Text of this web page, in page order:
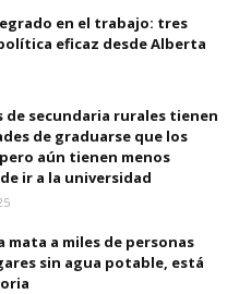
en el trabajo: tres
eficaz desde Alberta
de secundaria rurales tienen
de graduarse que los
aún tienen menos
ir a la universidad
mata a miles de personas
sin agua potable, está